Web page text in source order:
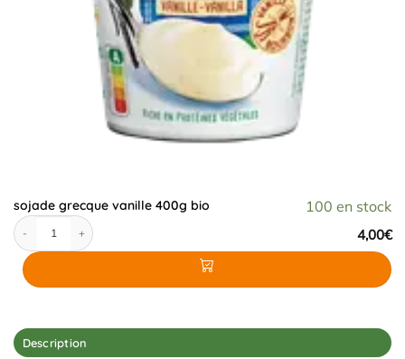
100 en stock
sojade grecque vanille 400g bio
4,00€
quantité de sojade grecque vanille 400g bio
Description